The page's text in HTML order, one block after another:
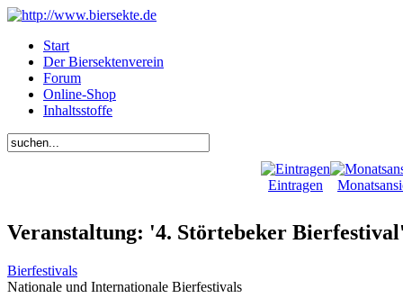
Start
Der Biersektenverein
Forum
Online-Shop
Inhaltsstoffe
Eintragen
Veranstaltung: '4. Störtebeker
Bierfestivals
Nationale und Internationale Bierfestivals